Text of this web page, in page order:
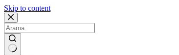
Skip to content